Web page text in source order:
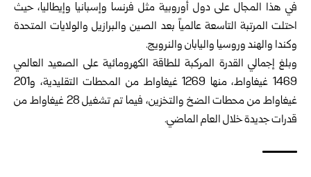
في هذا المجال على دول أوروبية مثل فرنسا وإسبانيا وإيطاليا، حيث
احتلت المرتبة التاسعة عالمياً بعد الصين والبرازيل والولايات المتحدة
وكندا والهند وروسيا واليابان والنرويج.
وبلغ إجمالي القدرة المركبة للطاقة الكهرومائية على الصعيد العالمي
1469 غيغاواط، منها 1269 غيغاواط من المحطات التقليدية، و201
غيغاواط من محطات الضخ والتخزين، فيما تم تشغيل 28 غيغاواط من
قدرات جديدة خلال العام الماضي.